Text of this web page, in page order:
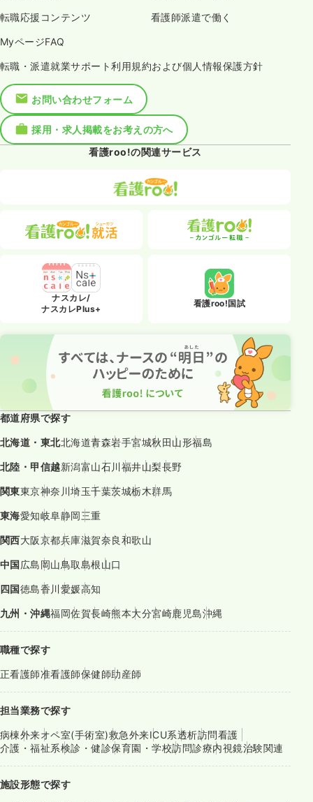
転職応援コンテンツ 看護師派遣で働く
MyページFAQ
転職・派遣就業サポート利用規約および個人情報保護方針
お問い合わせフォーム
採用・求人掲載をお考えの方へ
看護roo!の関連サービス
ナスカレ/
ナスカレPlus+
看護roo!国試
都道府県で探す
北海道・東北北海道青森岩手宮城秋田山形福島
北陸・甲信越新潟富山石川福井山梨長野
関東東京神奈川埼玉千葉茨城栃木群馬
東海愛知岐阜静岡三重
関西大阪京都兵庫滋賀奈良和歌山
中国広島岡山鳥取島根山口
四国徳島香川愛媛高知
九州・沖縄福岡佐賀長崎熊本大分宮崎鹿児島沖縄
職種で探す
正看護師准看護師保健師助産師
担当業務で探す
病棟外来オペ室(手術室)救急外来ICU系透析訪問看護
介護・福祉系検診・健診保育園・学校訪問診療内視鏡治験関連
施設形態で探す